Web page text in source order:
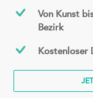
Von Kunst
Bezirk
Kostenloser